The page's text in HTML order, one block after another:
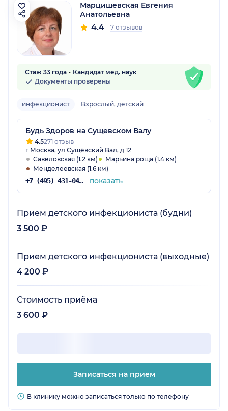
Марцишевская Евгения
Анатольевна
4.4 7 отзывов
Стаж 33 года
Кандидат мед. наук
Документы проверены
инфекционист Взрослый, детский
Будь Здоров на Сущевском Валу
4.5271 отзыв
г Москва, ул Сущёвский Вал, д 12
Савёловская (1.2 км)
Марьина роща (1.4 км)
Менделеевская (1.6 км)
+7 (495) 431-04-73 показать
Прием детского инфекциониста (будни)
3 500 ₽
Прием детского инфекциониста (выходные)
4 200 ₽
Стоимость приёма
3 600 ₽
Записаться на прием
В клинику можно записаться только по телефону